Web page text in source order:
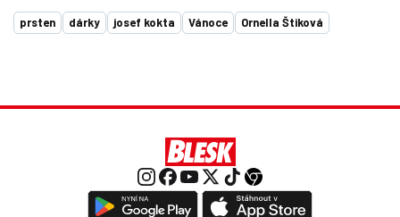
prsten dárky josef kokta Vánoce Ornella Štiková